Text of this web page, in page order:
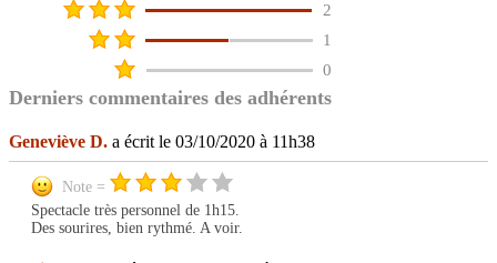
2
1
0
Derniers commentaires des adhérents
Geneviève D. a écrit le 03/10/2020 à 11h38
Note =
Spectacle très personnel de 1h15.
Des sourires, bien rythmé. A voir.